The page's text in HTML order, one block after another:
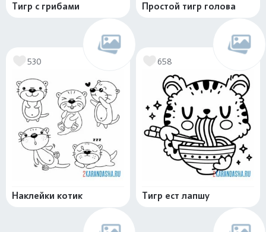
Тигр с грибами Простой тигр голова
530
Наклейки котик
658
Тигр ест лапшу